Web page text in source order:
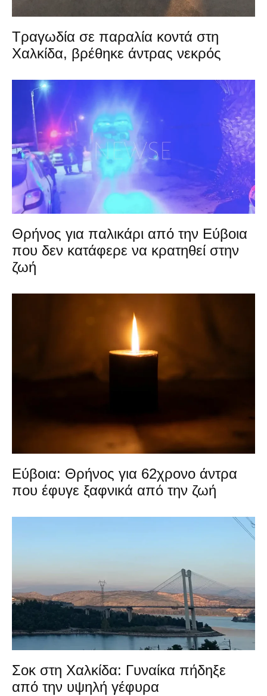
Τραγωδία σε παραλία κοντά στη
Χαλκίδα, βρέθηκε άντρας νεκρός
Θρήνος για παλικάρι από την Εύβοια
που δεν κατάφερε να κρατηθεί στην
ζωή
Εύβοια: Θρήνος για 62χρονο άντρα
που έφυγε ξαφνικά από την ζωή
Σοκ στη Χαλκίδα: Γυναίκα πήδηξε
από την υψηλή γέφυρα